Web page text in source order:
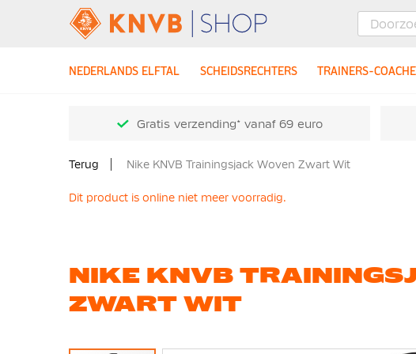
NEDERLANDS ELFTAL SCHEIDSRECHTERS TRAINERS-
Gratis verzending* vanaf 69 euro
Terug Nike KNVB Trainingsjack Woven Zwart Wit
Dit product is online niet meer voorradig.
NIKE KNVB
ZWART WIT